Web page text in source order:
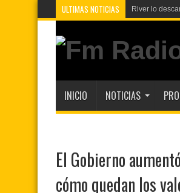
ULTIMAS NOTICIAS Fl
INICIO NOTICIAS
El Gobierno
cómo quedan los